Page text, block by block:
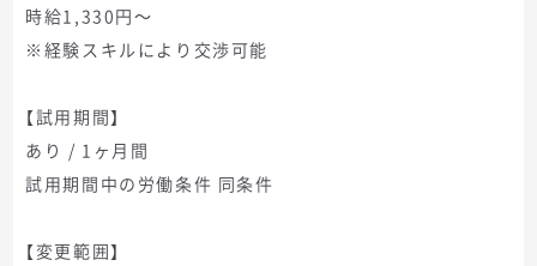
時給1,330円～
※経験スキルにより交渉可能
【試用期間】
あり / 1ヶ月間
試用期間中の労働条件 同条件
【変更範囲】